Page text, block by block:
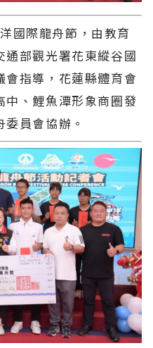
國際龍舟節，由教育
部觀光署花東縱谷國
會指導，花蓮縣體育會
中、鯉魚潭形象商圈發
員會協辦。